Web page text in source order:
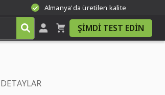
Almanya'da üretilen kalite
ŞIMDI TEST EDIN
DETAYLAR